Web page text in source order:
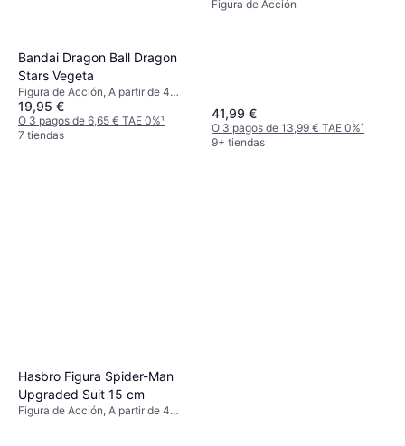
Bandai Dragon Ball Dragon
Stars Vegeta
Figura de Acción, A partir de 4
años, 1 pcs
19,95 €
O 3 pagos de 6,65 € TAE 0%¹
7 tiendas
Figura de Acción
41,99 €
O 3 pagos de 13,99 € TAE 0%¹
9+ tiendas
Hasbro Figura Spider-Man
Upgraded Suit 15 cm
Figura de Acción, A partir de 4